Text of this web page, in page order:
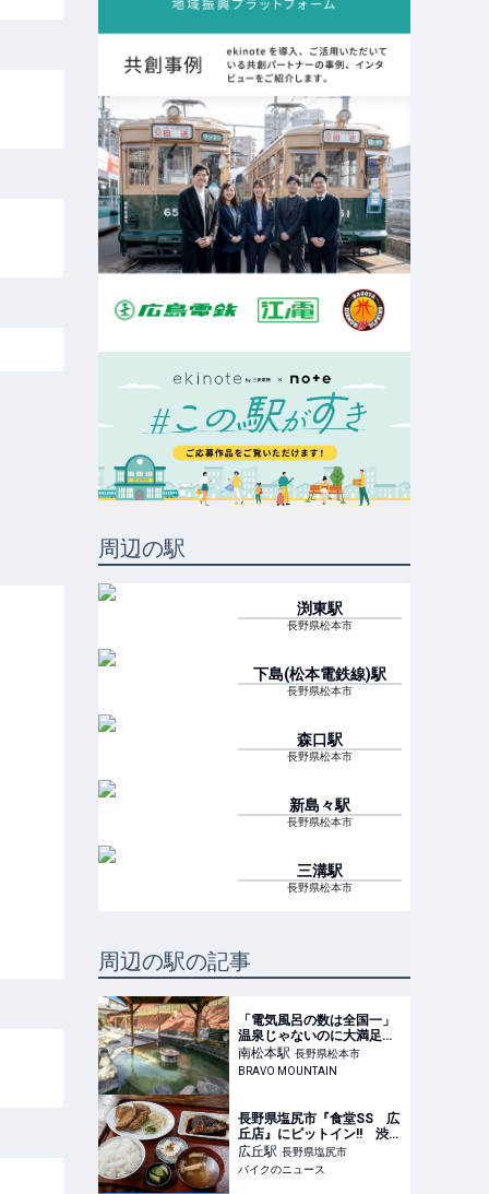
周辺の駅
渕東駅
長野県松本市
下島(松本電鉄線)駅
長野県松本市
森口駅
長野県松本市
新島々駅
長野県松本市
三溝駅
長野県松本市
周辺の駅の記事
「電気風呂の数は全国一」
温泉じゃないのに大満足！
上高地帰りに寄りたい「林
檎の湯屋 おぶ～」【山帰
山帰り、今日はどこでとと
のう？｜BRAVO MO
南松本駅 長野県松本市
BRAVO MOUNTAIN
長野県塩尻市『食堂SS 広
丘店』にピットイン!! 渋滞
避けて国道19号沿いのドラ
イブインで「普通定食」を
堪能!! 美味しいアジフライ
広丘駅 長野県塩尻市
バイクのニュース